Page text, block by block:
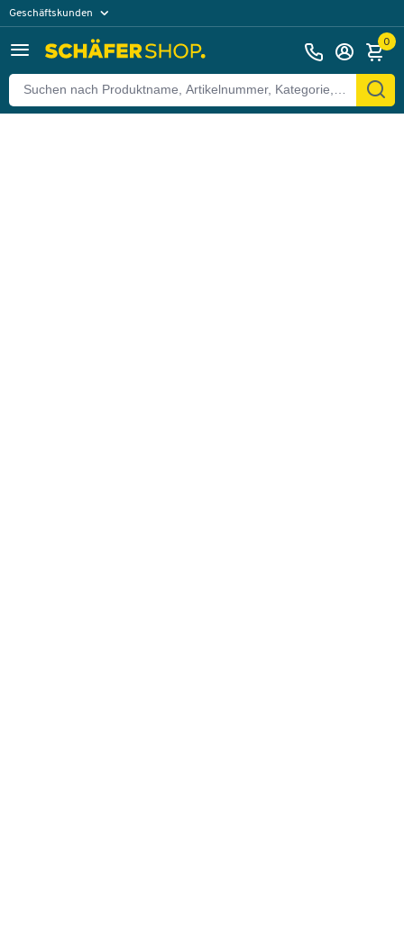
Geschäftskunden
0
Zurück